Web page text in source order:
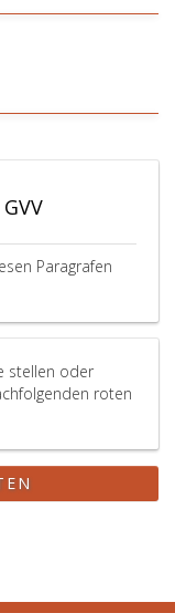
Paragrafen
stellen oder
roten